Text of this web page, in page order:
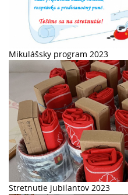
Mikulášsky program 2023
Stretnutie jubilantov 2023